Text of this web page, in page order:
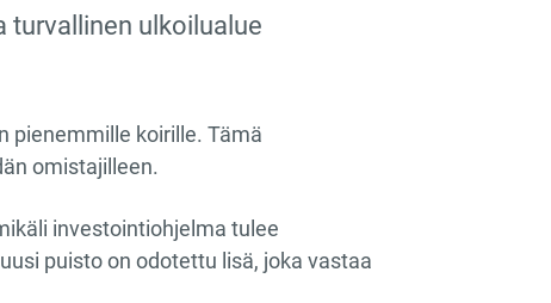
turvallinen ulkoilualue
pienemmille koirille. Tämä
omistajilleen.
investointiohjelma tulee
puisto on odotettu lisä, joka vastaa